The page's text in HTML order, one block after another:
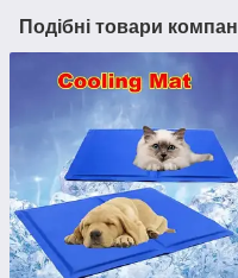
Подібні товари